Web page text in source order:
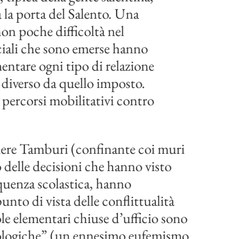
porta del Salento. Una
poche difficoltà nel
che sono emerse hanno
ogni tipo di relazione
da quello imposto.
percorsi mobilitativi contro
Tamburi (confinante coi muri
decisioni che hanno visto
scolastica, hanno
di vista delle conflittualità
elementari chiuse d’ufficio sono
(un ennesimo eufemismo